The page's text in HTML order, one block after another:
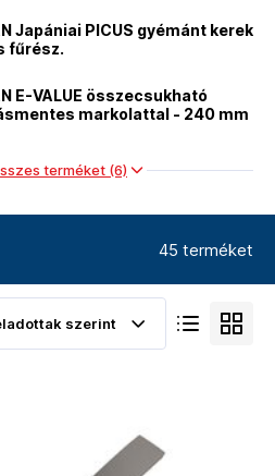
Japániai PICUS gyémánt kerek
fűrész.
E-VALUE összecsukható
markolattal - 240 mm
terméket (6)
45 terméket